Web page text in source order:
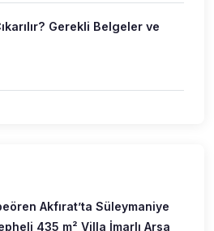
Gerekli Belgeler ve
Akfırat’ta Süleymaniye
435 m² Villa İmarlı Arsa